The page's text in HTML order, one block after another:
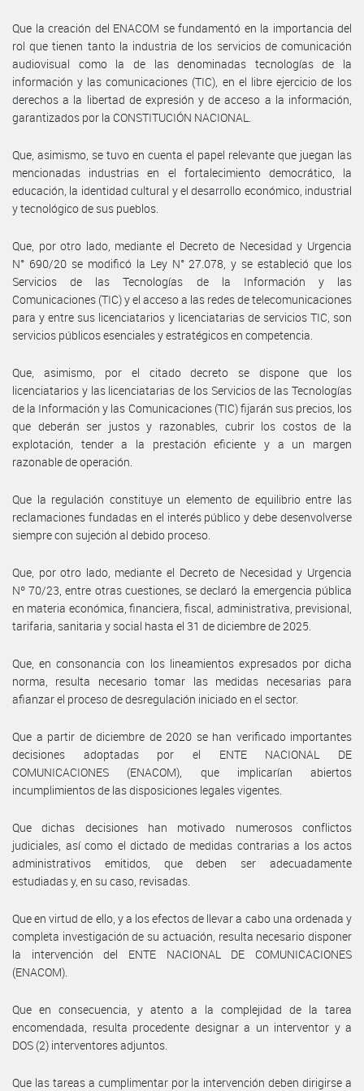
Que la creación del ENACOM se fundamentó en la importancia del
rol que tienen tanto la industria de los servicios de comunicación
audiovisual como la de las denominadas tecnologías de la
información y las comunicaciones (TIC), en el libre ejercicio de los
derechos a la libertad de expresión y de acceso a la información,
garantizados por la CONSTITUCIÓN NACIONAL.
Que, asimismo, se tuvo en cuenta el papel relevante que juegan las
mencionadas industrias en el fortalecimiento democrático, la
educación, la identidad cultural y el desarrollo económico, industrial
y tecnológico de sus pueblos.
Que, por otro lado, mediante el Decreto de Necesidad y Urgencia
N° 690/20 se modificó la Ley N° 27.078, y se estableció que los
Servicios de las Tecnologías de la Información y las
Comunicaciones (TIC) y el acceso a las redes de telecomunicaciones
para y entre sus licenciatarios y licenciatarias de servicios TIC, son
servicios públicos esenciales y estratégicos en competencia.
Que, asimismo, por el citado decreto se dispone que los
licenciatarios y las licenciatarias de los Servicios de las Tecnologías
de la Información y las Comunicaciones (TIC) fijarán sus precios, los
que deberán ser justos y razonables, cubrir los costos de la
explotación, tender a la prestación eficiente y a un margen
razonable de operación.
Que la regulación constituye un elemento de equilibrio entre las
reclamaciones fundadas en el interés público y debe desenvolverse
siempre con sujeción al debido proceso.
Que, por otro lado, mediante el Decreto de Necesidad y Urgencia
Nº 70/23, entre otras cuestiones, se declaró la emergencia pública
en materia económica, financiera, fiscal, administrativa, previsional,
tarifaria, sanitaria y social hasta el 31 de diciembre de 2025.
Que, en consonancia con los lineamientos expresados por dicha
norma, resulta necesario tomar las medidas necesarias para
afianzar el proceso de desregulación iniciado en el sector.
Que a partir de diciembre de 2020 se han verificado importantes
decisiones adoptadas por el ENTE NACIONAL DE
COMUNICACIONES (ENACOM), que implicarían abiertos
incumplimientos de las disposiciones legales vigentes.
Que dichas decisiones han motivado numerosos conflictos
judiciales, así como el dictado de medidas contrarias a los actos
administrativos emitidos, que deben ser adecuadamente
estudiadas y, en su caso, revisadas.
Que en virtud de ello, y a los efectos de llevar a cabo una ordenada y
completa investigación de su actuación, resulta necesario disponer
la intervención del ENTE NACIONAL DE COMUNICACIONES
(ENACOM).
Que en consecuencia, y atento a la complejidad de la tarea
encomendada, resulta procedente designar a un interventor y a
DOS (2) interventores adjuntos.
Que las tareas a cumplimentar por la intervención deben dirigirse a